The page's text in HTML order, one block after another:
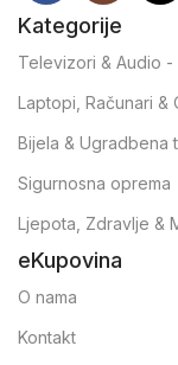
Kategorije
Televizori & Audio -
Laptopi, Računari &
Bijela & Ugradbena
Sigurnosna oprema
Ljepota, Zdravlje &
eKupovina
O nama
Kontakt